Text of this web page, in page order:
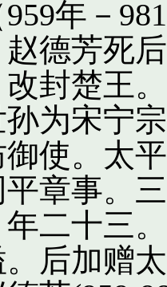
年－
德芳死
封楚王
为宋宁
使。太
章事。
二十三
后加赠